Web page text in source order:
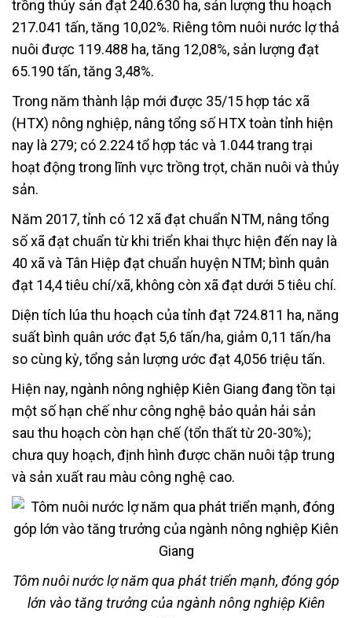
trồng thủy sản đạt 240.630 ha, sản lượng thu hoạch
217.041 tấn, tăng 10,02%. Riêng tôm nuôi nước lợ thả
nuôi được 119.488 ha, tăng 12,08%, sản lượng đạt
65.190 tấn, tăng 3,48%.
Trong năm thành lập mới được 35/15 hợp tác xã
(HTX) nông nghiệp, nâng tổng số HTX toàn tỉnh hiện
nay là 279; có 2.224 tổ hợp tác và 1.044 trang trại
hoạt động trong lĩnh vực trồng trọt, chăn nuôi và thủy
sản.
Năm 2017, tỉnh có 12 xã đạt chuẩn NTM, nâng tổng
số xã đạt chuẩn từ khi triển khai thực hiện đến nay là
40 xã và Tân Hiệp đạt chuẩn huyện NTM; bình quân
đạt 14,4 tiêu chí/xã, không còn xã đạt dưới 5 tiêu chí.
Diện tích lúa thu hoạch của tỉnh đạt 724.811 ha, năng
suất bình quân ước đạt 5,6 tấn/ha, giảm 0,11 tấn/ha
so cùng kỳ, tổng sản lượng ước đạt 4,056 triệu tấn.
Hiện nay, ngành nông nghiệp Kiên Giang đang tồn tại
một số hạn chế như công nghệ bảo quản hải sản
sau thu hoạch còn hạn chế (tổn thất từ 20-30%);
chưa quy hoạch, định hình được chăn nuôi tập trung
và sản xuất rau màu công nghệ cao.
Tôm nuôi nước lợ năm qua phát triển mạnh, đóng góp
lớn vào tăng trưởng của ngành nông nghiệp Kiên